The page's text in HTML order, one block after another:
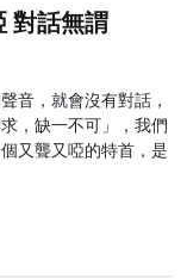
對話無謂
音，就會沒有對話，
，缺一不可」，我們
又聾又啞的特首，是